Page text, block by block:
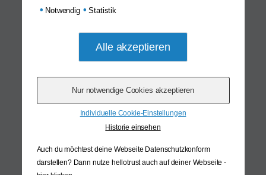
• Notwendig • Statistik
Individuelle Cookie-Einstellungen
Historie einsehen
Auch du möchtest deine Webseite Datenschutzkonform
darstellen? Dann nutze hellotrust auch auf deiner Webseite -